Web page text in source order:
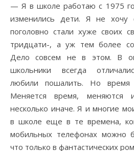
— Я в школе работаю с 1975
изменились дети. Я не хочу
поголовно стали хуже своих
тридцати-, а уж тем более
Дело совсем не в этом. В
школьники всегда
любили пошалить. Но
Меняется время,
несколько иначе. Я и многие
в школе еще в те времена,
мобильных телефонах можно
что только в фантастических